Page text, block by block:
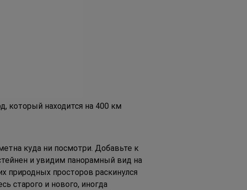
который находится на 400 км
куда ни посмотри. Добавьте к
и увидим панорамный вид на
природных просторов раскинулся
старого и нового, иногда